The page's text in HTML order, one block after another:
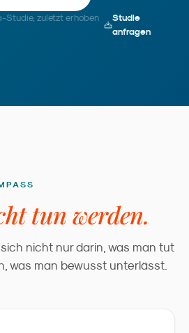
Studie, zuletzt erhoben
Studie
anfragen
tun werden.
nicht nur darin, was man tut
was man bewusst unterlässt.